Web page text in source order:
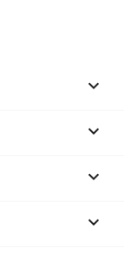



keyboard_arrow_down